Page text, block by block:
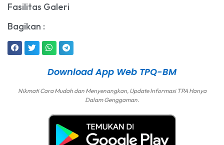
Fasilitas Galeri
Bagikan :
Download App Web TPQ-BM
Nikmati Cara Mudah dan Menyenangkan, Update Informasi TPA Hanya
Dalam Genggaman.